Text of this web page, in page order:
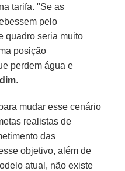
tarifa. "Se as
pelo
quadro seria muito
posição
perdem água e
.
mudar esse cenário
realistas de
das
objetivo, além de
atual, não existe